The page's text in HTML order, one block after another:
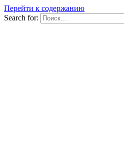
Перейти к содержанию
Search for: